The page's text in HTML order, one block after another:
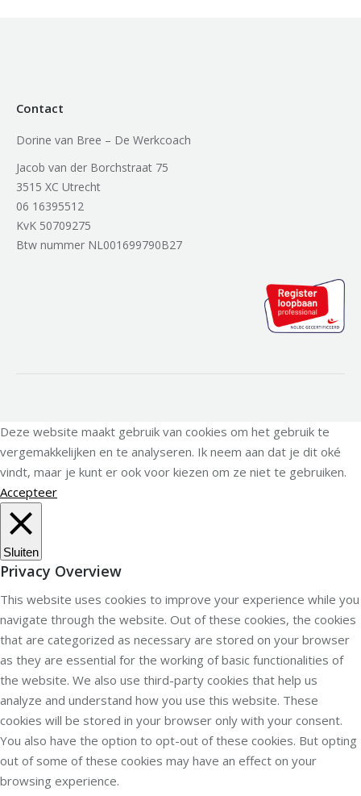
Contact
Dorine van Bree – De Werkcoach
Jacob van der Borchstraat 75
3515 XC Utrecht
06 16395512
KvK 50709275
Btw nummer NL001699790B27
Deze website maakt gebruik van cookies om het gebruik te
vergemakkelijken en te analyseren. Ik neem aan dat je dit oké
vindt, maar je kunt er ook voor kiezen om ze niet te gebruiken.
Accepteer
Sluiten
Privacy Overview
This website uses cookies to improve your experience while you
navigate through the website. Out of these cookies, the cookies
that are categorized as necessary are stored on your browser
as they are essential for the working of basic functionalities of
the website. We also use third-party cookies that help us
analyze and understand how you use this website. These
cookies will be stored in your browser only with your consent.
You also have the option to opt-out of these cookies. But opting
out of some of these cookies may have an effect on your
browsing experience.